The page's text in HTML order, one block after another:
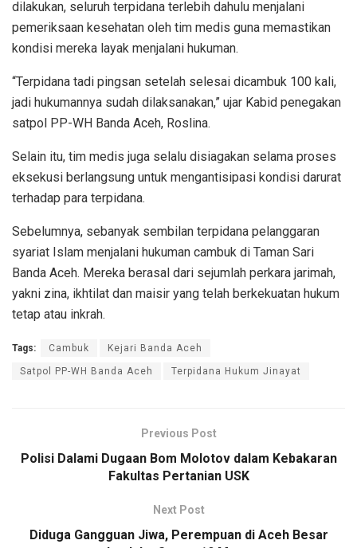
dilakukan, seluruh terpidana terlebih dahulu menjalani
pemeriksaan kesehatan oleh tim medis guna memastikan
kondisi mereka layak menjalani hukuman.
“Terpidana tadi pingsan setelah selesai dicambuk 100 kali,
jadi hukumannya sudah dilaksanakan,” ujar Kabid penegakan
satpol PP-WH Banda Aceh, Roslina.
Selain itu, tim medis juga selalu disiagakan selama proses
eksekusi berlangsung untuk mengantisipasi kondisi darurat
terhadap para terpidana.
Sebelumnya, sebanyak sembilan terpidana pelanggaran
syariat Islam menjalani hukuman cambuk di Taman Sari
Banda Aceh. Mereka berasal dari sejumlah perkara jarimah,
yakni zina, ikhtilat dan maisir yang telah berkekuatan hukum
tetap atau inkrah.
Tags: Cambuk Kejari Banda Aceh
Satpol PP-WH Banda Aceh Terpidana Hukum Jinayat
Previous Post
Polisi Dalami Dugaan Bom Molotov dalam Kebakaran
Fakultas Pertanian USK
Next Post
Diduga Gangguan Jiwa, Perempuan di Aceh Besar